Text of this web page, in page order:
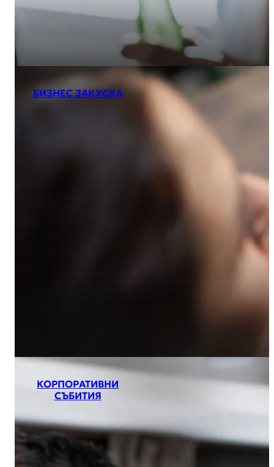
БИЗНЕС ЗАКУСКА
КОРПОРАТИВНИ
СЪБИТИЯ